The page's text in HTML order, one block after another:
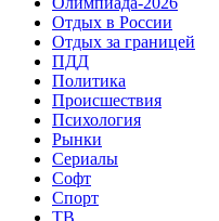
Отдых в России
Отдых за границей
ПДД
Политика
Происшествия
Психология
Рынки
Сериалы
Софт
Спорт
ТВ